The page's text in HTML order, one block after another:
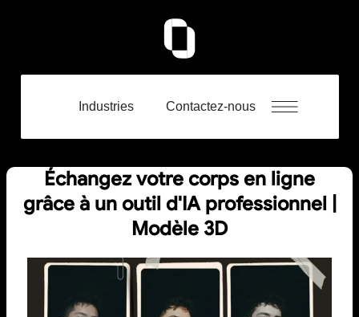
Industries Contactez-nous
Échangez votre corps en ligne
grâce à un outil d'IA professionnel |
Modèle 3D